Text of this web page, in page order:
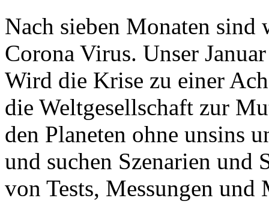
Nach sieben Monaten
Corona Virus. Unser
Wird die Krise zu einer
die Weltgesellschaft zur
den Planeten ohne unsins
und suchen Szenarien und
von Tests, Messungen und